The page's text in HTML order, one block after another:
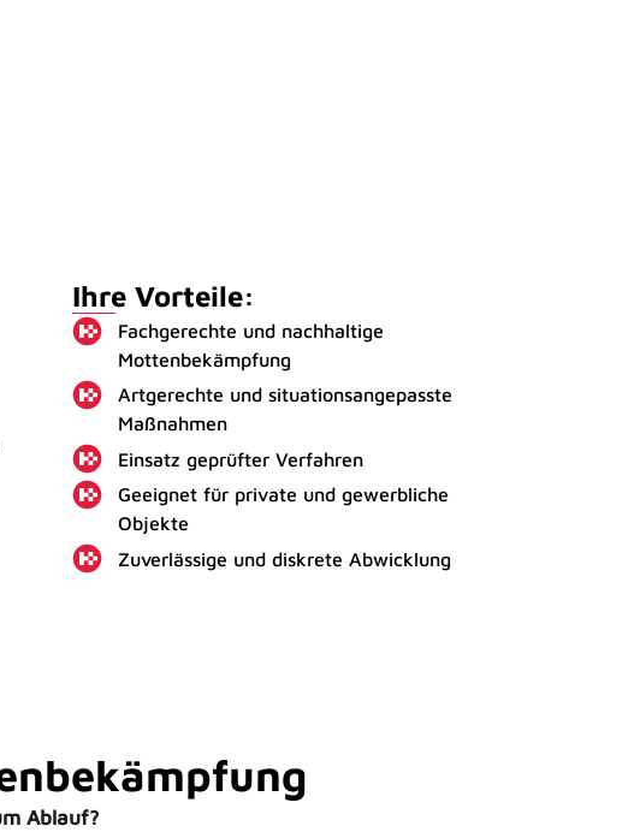
Ihre Vorteile:
Fachgerechte und nachhaltige
Mottenbekämpfung
Artgerechte und situationsangepasste
Maßnahmen
Einsatz geprüfter Verfahren
Geeignet für private und gewerbliche
Objekte
Zuverlässige und diskrete Abwicklung
Ablauf?